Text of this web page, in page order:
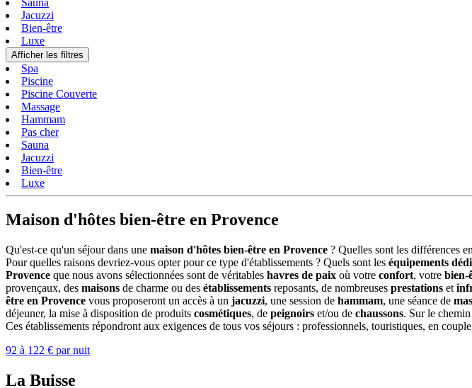
Jacuzzi
Bien-être
Luxe
Afficher les filtres
Spa
Piscine
Piscine Couverte
Massage
Hammam
Pas cher
Sauna
Jacuzzi
Bien-être
Luxe
Maison d'hôtes bien-être en Provence
Qu'est-ce qu'un séjour dans une maison d'hôtes bien-être en Provence ? Quelles sont les différences
Pour quelles raisons devriez-vous opter pour ce type d'établissements ? Quels sont les équipements
Provence que nous avons sélectionnées sont de véritables havres de paix où votre confort, votre bien-
provençaux, des maisons de charme ou des établissements reposants, de nombreuses prestations et
être en Provence vous proposeront un accès à un jacuzzi, une session de hammam, une séance de
déjeuner, la mise à disposition de produits cosmétiques, de peignoirs et/ou de chaussons. Sur le
Ces établissements répondront aux exigences de tous vos séjours : professionnels, touristiques, en
92 à 122 € par nuit
La Buisse